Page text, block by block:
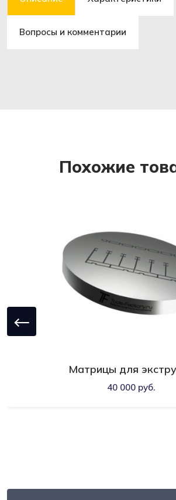
Вопросы и комментарии
Похожие
Матрицы для
40 000 руб.